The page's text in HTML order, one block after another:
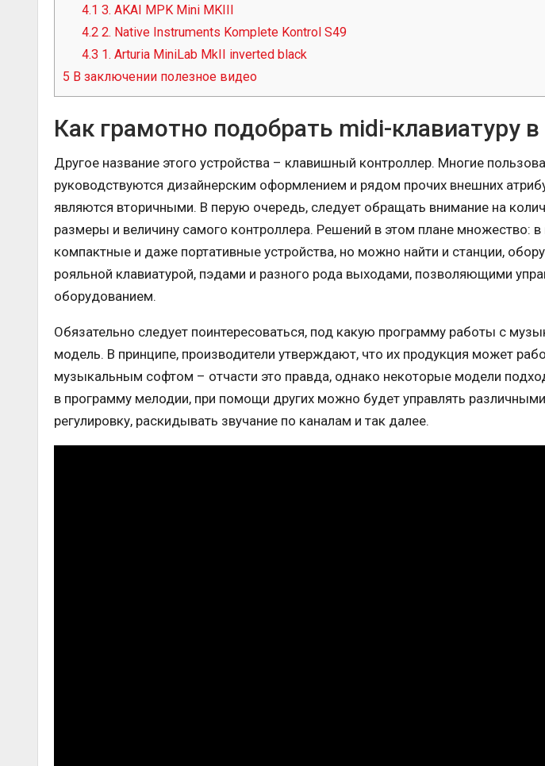
4.1 3. AKAI MPK Mini MKIII
4.2 2. Native Instruments Komplete Kontrol S49
4.3 1. Arturia MiniLab MkII inverted black
5 В заключении полезное видео
Как грамотно подобрать midi-клавиатуру в
Другое название этого устройства – клавишный контроллер. Многие
руководствуются дизайнерским оформлением и рядом прочих внешних
являются вторичными. В перую очередь, следует обращать внимание на
размеры и величину самого контроллера. Решений в этом плане множество:
компактные и даже портативные устройства, но можно найти и станции,
рояльной клавиатурой, пэдами и разного рода выходами, позволяющими
оборудованием.
Обязательно следует поинтересоваться, под какую программу работы с
модель. В принципе, производители утверждают, что их продукция может
музыкальным софтом – отчасти это правда, однако некоторые модели
в программу мелодии, при помощи других можно будет управлять
регулировку, раскидывать звучание по каналам и так далее.